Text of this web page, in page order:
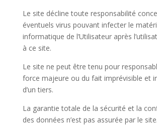
Le site décline toute responsabilité
éventuels virus pouvant infecter le
informatique de l’Utilisateur après
à ce site.
Le site ne peut être tenu pour
force majeure ou du fait imprévisible et
d’un tiers.
La garantie totale de la sécurité et la
des données n’est pas assurée par le